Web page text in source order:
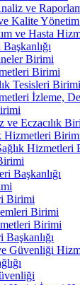
ve
Kalite
ve Hasta
Birimi
Birimi
Tesisleri Birimi
İzleme,
ve Eczacılık
Hizmetleri
Hizmetleri
Başkanlığı
Birimi
Birimi
Birimi
Güvenliği